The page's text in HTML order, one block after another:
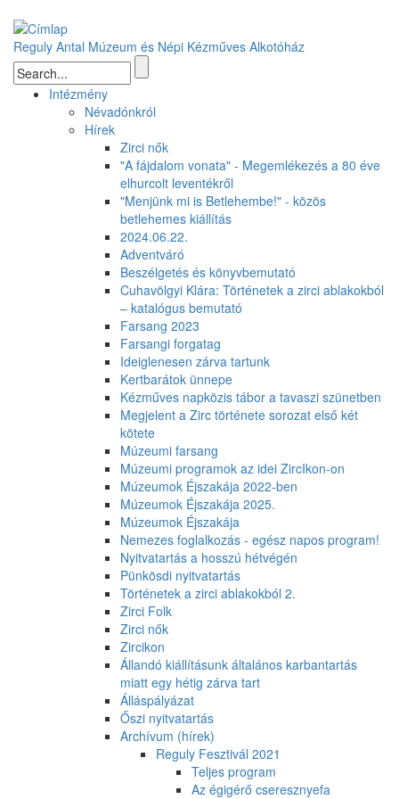
Reguly Antal Múzeum és Népi Kézműves Alkotóház
Keresés űrlap
Intézmény
Névadónkról
Hírek
Zirci nők
"A fájdalom vonata" - Megemlékezés a 80 éve
elhurcolt leventékről
"Menjünk mi is Betlehembe!" - közös
betlehemes kiállítás
2024.06.22.
Adventváró
Beszélgetés és könyvbemutató
Cuhavölgyi Klára: Történetek a zirci ablakokból
– katalógus bemutató
Farsang 2023
Farsangi forgatag
Ideiglenesen zárva tartunk
Kertbarátok ünnepe
Kézműves napközis tábor a tavaszi szünetben
Megjelent a Zirc története sorozat első két
kötete
Múzeumi farsang
Múzeumi programok az idei ZircIkon-on
Múzeumok Éjszakája 2022-ben
Múzeumok Éjszakája 2025.
Múzeumok Éjszakája
Nemezes foglalkozás - egész napos program!
Nyitvatartás a hosszú hétvégén
Pünkösdi nyitvatartás
Történetek a zirci ablakokból 2.
Zirci Folk
Zirci nők
Zircikon
Állandó kiállításunk általános karbantartás
miatt egy hétig zárva tart
Álláspályázat
Őszi nyitvatartás
Archívum (hírek)
Reguly Fesztivál 2021
Teljes program
Az égigérő cseresznyefa